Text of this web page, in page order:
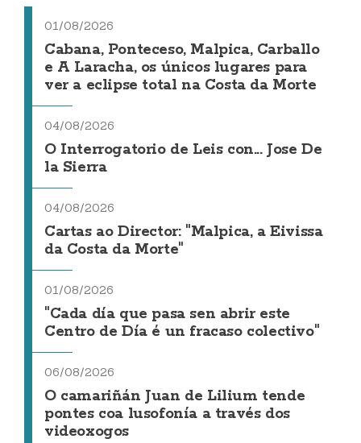
01/08/2026
Cabana, Ponteceso, Malpica, Carballo
e A Laracha, os únicos lugares para
ver a eclipse total na Costa da Morte
04/08/2026
O Interrogatorio de Leis con... Jose De
la Sierra
04/08/2026
Cartas ao Director: "Malpica, a Eivissa
da Costa da Morte"
01/08/2026
"Cada día que pasa sen abrir este
Centro de Día é un fracaso colectivo"
06/08/2026
O camariñán Juan de Lilium tende
pontes coa lusofonía a través dos
videoxogos